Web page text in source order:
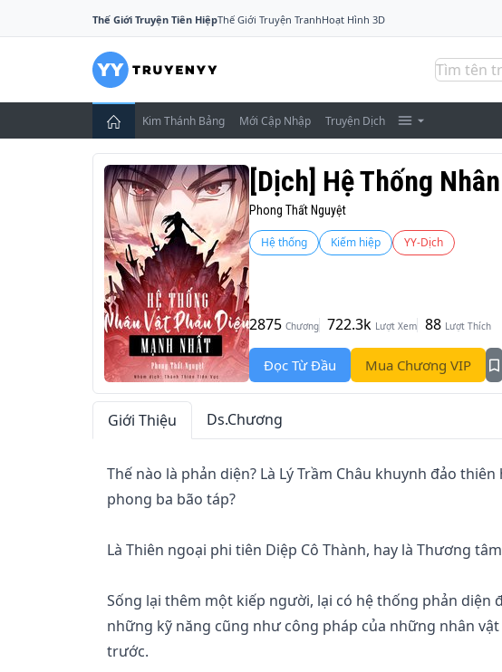
Thế Giới Truyện Tiên HiệpThế Giới Truyện TranhHoạt Hình 3D
Kim Thánh Bảng Mới Cập Nhập Truyện Dịch
[Dịch] Hệ Thống
Phong Thất Nguyệt
Hệ thống Kiếm hiệp YY-Dịch
2875 Chương 722.3k Lượt Xem 88 Lượt Thích
Đọc Từ Đầu Mua Chương VIP
Giới Thiệu Ds.Chương
Thế nào là phản diện? Là Lý Trầm Châu khuynh đảo
phong ba bão táp?
Là Thiên ngoại phi tiên Diệp Cô Thành, hay là Thương
Sống lại thêm một kiếp người, lại có hệ thống phản diện
những kỹ năng cũng như công pháp của những nhân
trước.